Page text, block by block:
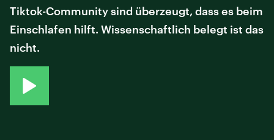
Tiktok-Community sind überzeugt, dass es beim
Einschlafen hilft. Wissenschaftlich belegt ist das
nicht.